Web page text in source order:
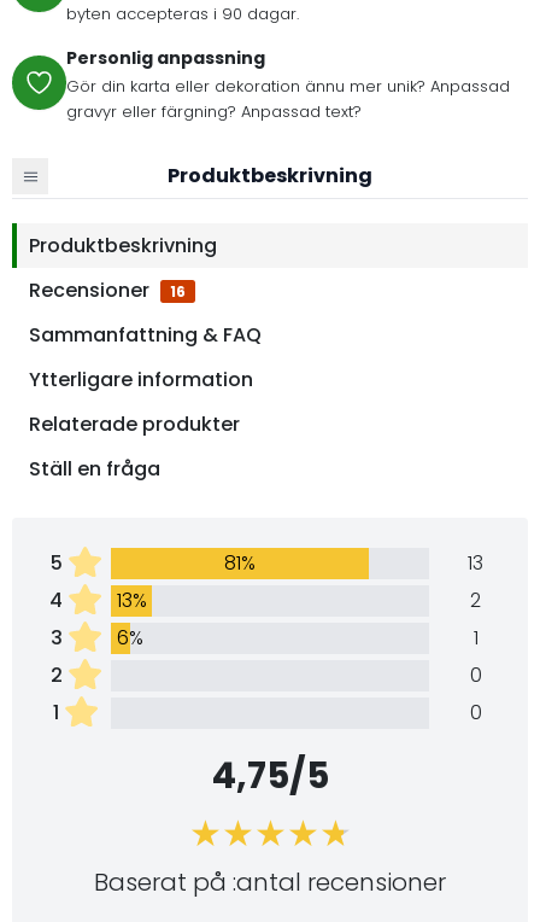
byten accepteras i 90 dagar.
Personlig anpassning
Gör din karta eller dekoration ännu mer unik? Anpassad
gravyr eller färgning? Anpassad text?
Produktbeskrivning
Produktbeskrivning
Recensioner
16
Sammanfattning & FAQ
Ytterligare information
Relaterade produkter
Ställ en fråga
5 81%
13
4
13%
2
3
6%
1
2
0
1
0
4,75/5
Baserat på :antal recensioner